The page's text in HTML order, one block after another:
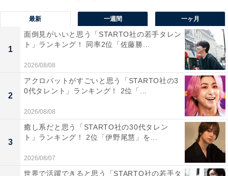
春になったら Blu-ray BOX [Blu-ray]
Amazonで見る
深澤辰哉さんの商品をAmazonで見る
最新 一週間 一ヶ月
1
面倒見がいいと思う「STARTO社の若手タレン
ト」ランキング！ 同率2位「佐藤勝...
2026/08/08
2
アクロバットがすごいと思う「STARTO社の3
0代タレント」ランキング！ 2位「...
2026/08/08
3
癒し系だと思う「STARTO社の30代タレン
ト」ランキング！ 2位「伊野尾慧」を...
2026/08/07
世界で活躍できると思う「STARTO社の若手タ